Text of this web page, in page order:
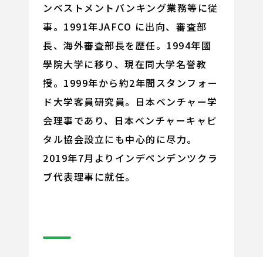
ンベストメントバンキング業務等に従
事。1991年JAFCO に出向、審査部
長、海外審査部長を歴任。1994年國
學院大学に移り、現在同大学名誉教
授。1999年から約2年間スタンフォー
ド大学客員研究員。日本ベンチャー学
会理事であり、日本ベンチャーキャピ
タル協会設立にも中心的に尽力。
2019年7月よりインデペンデンツクラ
ブ代表理事に就任。